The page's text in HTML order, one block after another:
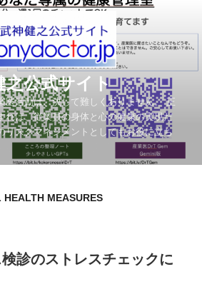
之公式サイト
医活動は、決して難しくありません。 正
れば、従業員の身体と心の健康の実現だ
リスクマネジメントとしてもお役に立ち
MEASURES
診のストレスチェックに